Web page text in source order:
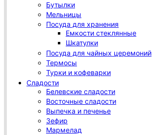
Бутылки
Мельницы
Посуда для хранения
Емкости стеклянные
Шкатулки
Посуда для чайных церемоний
Термосы
Турки и кофеварки
Сладости
Белевские сладости
Восточные сладости
Выпечка и печенье
Зефир
Мармелад